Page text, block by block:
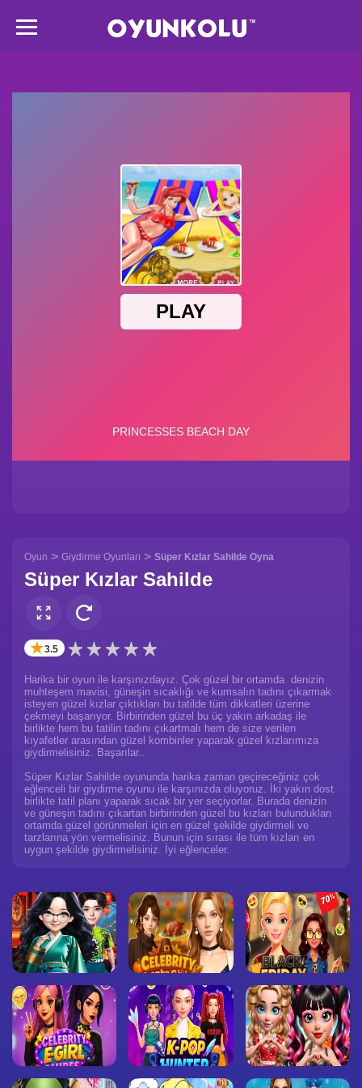
Oyun > Giydirme Oyunları > Süper Kızlar Sahilde Oyna
Süper Kızlar Sahilde
✭3.5
Harika bir oyun ile karşınızdayız. Çok güzel bir ortamda denizin
muhteşem mavisi, güneşin sıcaklığı ve kumsalın tadını çıkarmak
isteyen güzel kızlar çıktıkları bu tatilde tüm dikkatleri üzerine
çekmeyi başarıyor. Birbirinden güzel bu üç yakın arkadaş ile
birlikte hem bu tatilin tadını çıkartmalı hem de size verilen
kıyafetler arasından güzel kombinler yaparak güzel kızlarımıza
giydirmelisiniz. Başarılar..
Süper Kızlar Sahilde oyununda harika zaman geçireceğiniz çok
eğlenceli bir giydirme oyunu ile karşınızda oluyoruz. İki yakın dost
birlikte tatil planı yaparak sıcak bir yer seçiyorlar. Burada denizin
ve güneşin tadını çıkartan birbirinden güzel bu kızları bulundukları
ortamda güzel görünmeleri için en güzel şekilde giydirmeli ve
tarzlarına yön vermelisiniz. Bunun için sırası ile tüm kızları en
uygun şekilde giydirmelisiniz. İyi eğlenceler.